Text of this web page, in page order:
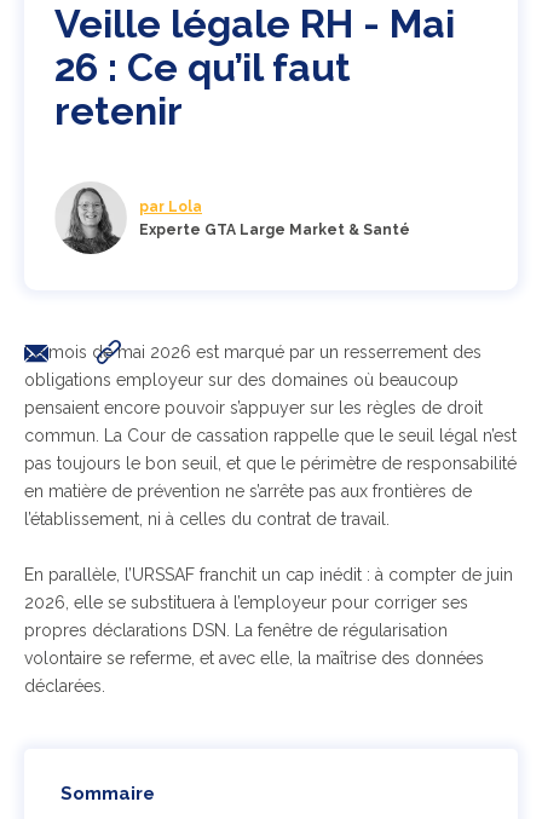
Veille légale RH - Mai
26 : Ce qu’il faut
retenir
par Lola
Experte GTA Large Market & Santé
Le mois de mai 2026 est marqué par un resserrement des
obligations employeur sur des domaines où beaucoup
pensaient encore pouvoir s’appuyer sur les règles de droit
commun. La Cour de cassation rappelle que le seuil légal n’est
pas toujours le bon seuil, et que le périmètre de responsabilité
en matière de prévention ne s’arrête pas aux frontières de
l’établissement, ni à celles du contrat de travail.
En parallèle, l’URSSAF franchit un cap inédit : à compter de juin
2026, elle se substituera à l’employeur pour corriger ses
propres déclarations DSN. La fenêtre de régularisation
volontaire se referme, et avec elle, la maîtrise des données
déclarées.
Sommaire